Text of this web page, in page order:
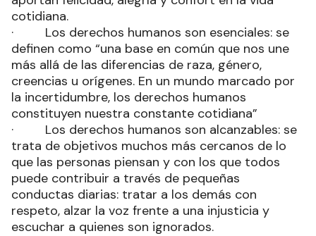
cotidiana.
· Los derechos humanos son esenciales: se
definen como “una base en común que nos une
más allá de las diferencias de raza, género,
creencias u orígenes. En un mundo marcado por
la incertidumbre, los derechos humanos
constituyen nuestra constante cotidiana”
· Los derechos humanos son alcanzables: se
trata de objetivos muchos más cercanos de lo
que las personas piensan y con los que todos
puede contribuir a través de pequeñas
conductas diarias: tratar a los demás con
respeto, alzar la voz frente a una injusticia y
escuchar a quienes son ignorados.